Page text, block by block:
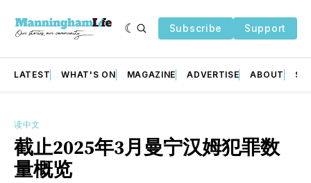
Subscribe Support
LATEST WHAT'S ON MAGAZINE ADVERTISE ABOUT
读中文
截止2025年3月曼宁汉姆犯罪数
量概览